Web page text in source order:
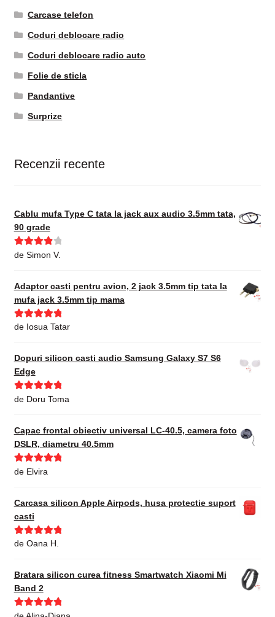
Carcase telefon
Coduri deblocare radio
Coduri deblocare radio auto
Folie de sticla
Pandantive
Surprize
Recenzii recente
Cablu mufa Type C tata la jack aux audio 3.5mm tata,
90 grade
Evaluat la
de Simon V.
Adaptor casti pentru avion, 2 jack 3.5mm tip tata la
mufa jack 3.5mm tip mama
Evaluat la5
de Iosua Tatar
Dopuri silicon casti audio Samsung Galaxy S7 S6
Edge
Evaluat la5
de Doru Toma
Capac frontal obiectiv universal LC-40.5, camera foto
DSLR, diametru 40.5mm
Evaluat la
de Elvira
Carcasa silicon Apple Airpods, husa protectie suport
casti
Evaluat la5
de Oana H.
Bratara silicon curea fitness Smartwatch Xiaomi Mi
Band 2
Evaluat la5